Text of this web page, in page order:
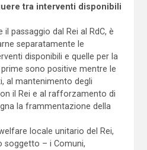
tra interventi disponibili
passaggio dal Rei al RdC, è
separatamente le
disponibili e quelle per la
sono positive mentre le
al mantenimento degli
il Rei e al rafforzamento di
la frammentazione della
locale unitario del Rei,
soggetto – i Comuni,